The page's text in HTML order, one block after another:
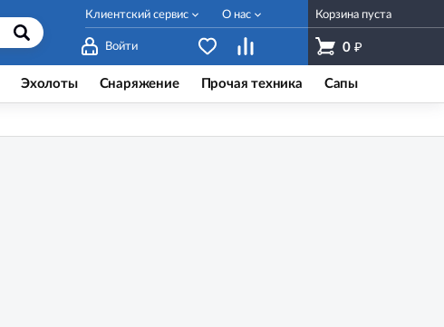
Войти
Корзина пуста
0 ₽
Клиентский сервис О нас
Эхолоты Снаряжение Прочая техника Сапы